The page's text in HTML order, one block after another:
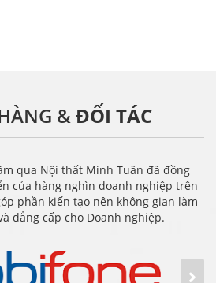
& ĐỐI TÁC
qua Nội thất Minh Tuân đã đồng
của hàng nghìn doanh nghiệp trên
phần kiến tạo nên không gian làm
đẳng cấp cho Doanh nghiệp.